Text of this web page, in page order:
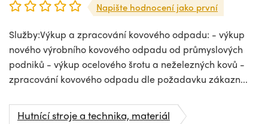
Napište hodnocení jako první
Služby:Výkup a zpracování kovového odpadu: - výkup
nového výrobního kovového odpadu od průmyslových
podniků - výkup ocelového šrotu a neželezných kovů -
zpracování kovového odpadu dle požadavku zákazn...
Hutnící stroje a technika, materiál